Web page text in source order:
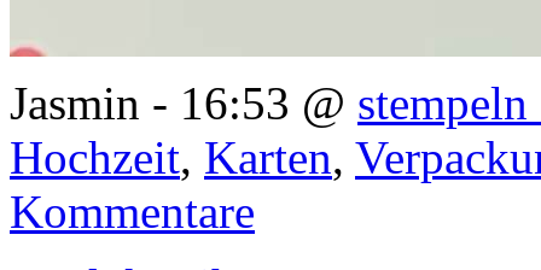
Jasmin - 16:53 @
Hochzeit, Karten,
Kommentare